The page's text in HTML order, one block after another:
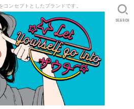
コンセプトとしたブランドです。
SEARCH